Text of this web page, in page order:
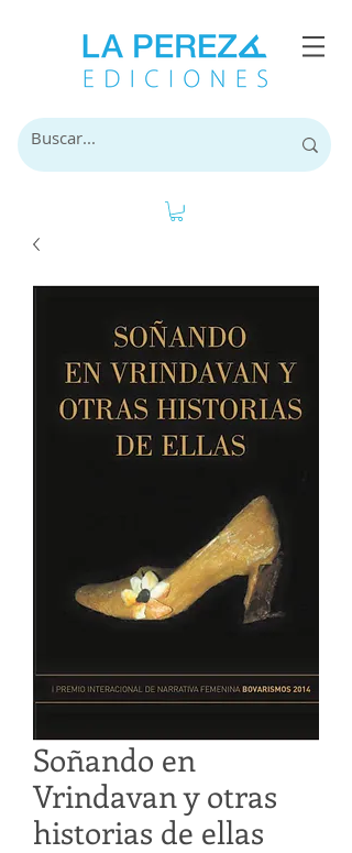
Soñando en
Vrindavan y otras
historias de ellas